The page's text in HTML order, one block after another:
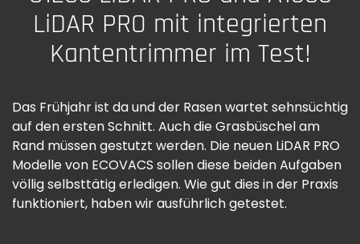
LiDAR PRO mit integrierten
Kantentrimmer im Test!
Das Frühjahr ist da und der Rasen wartet sehnsüchtig
auf den ersten Schnitt. Auch die Grasbüschel am
Rand müssen gestutzt werden. Die neuen LiDAR PRO
Modelle von ECOVACS sollen diese beiden Aufgaben
völlig selbsttätig erledigen. Wie gut dies in der Praxis
funktioniert, haben wir ausführlich getestet.